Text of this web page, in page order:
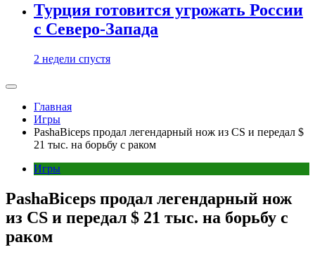
Турция готовится угрожать России
с Северо-Запада
2 недели спустя
Главная
Игры
PashaBiceps продал легендарный нож из CS и передал $
21 тыс. на борьбу с раком
Игры
PashaBiceps продал легендарный нож
из CS и передал $ 21 тыс. на борьбу с
раком